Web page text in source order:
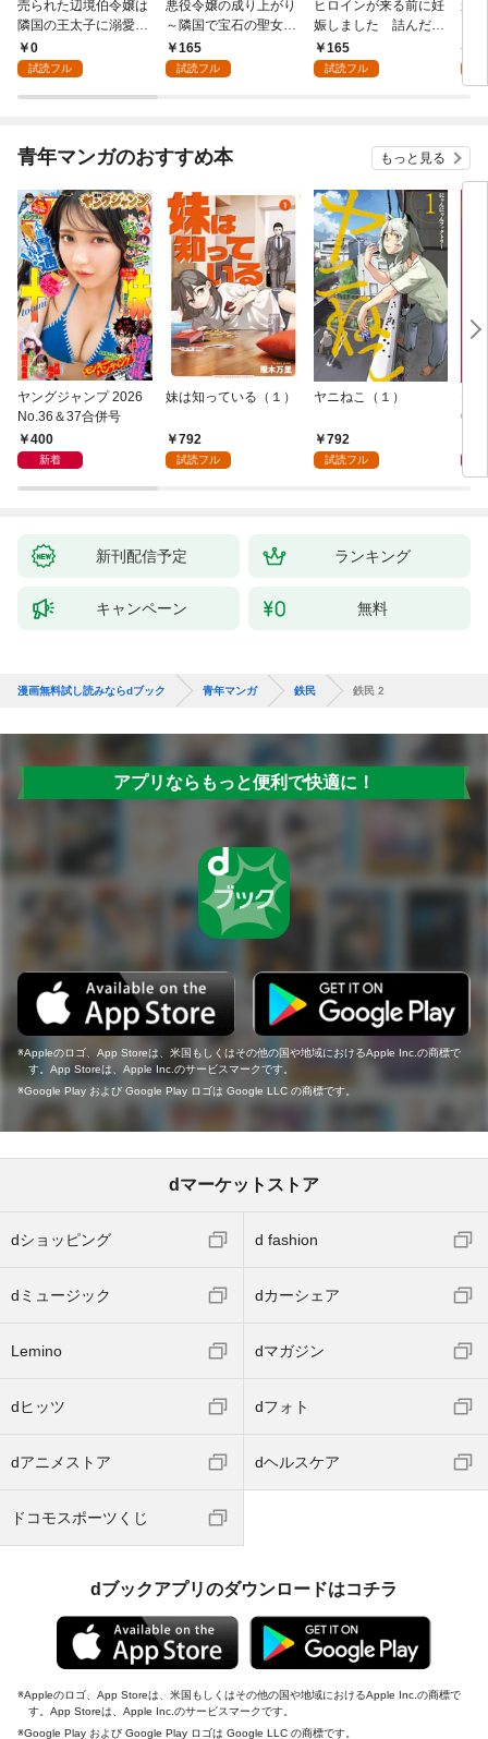
売られた辺境伯令嬢は
隣国の王太子に溺愛さ
れる 1
0
試読フル
悪役令嬢の成り上がり
～隣国で宝石の聖女と
呼ばれるまで～（コミ
ック） 分冊版 1
165
試読フル
ヒロインが来る前に妊
娠しました 詰んだは
ずの悪役令嬢ですが、
どうやら違うようです
165
試読フル
か
青年マンガのおすすめ本 もっと見る
ヤングジャンプ 2026
No.36＆37合併号
400
新着
妹は知っている（１）
792
試読フル
ヤニねこ（１）
792
試読フル
6・
新刊配信予定 ランキング
キャンペーン 無料
漫画無料試し読みならdブック 青年マンガ 鉄民 鉄民 2
アプリならもっと便利で快適に！
Appleのロゴ、App Storeは、米国もしくはその他の国や地域におけるApple Inc.の商標で
す。App Storeは、Apple Inc.のサービスマークです。
Google Play および Google Play ロゴは Google LLC の商標です。
dマーケットストア
dショッピング d fashion
dミュージック dカーシェア
Lemino dマガジン
dヒッツ dフォト
dアニメストア dヘルスケア
ドコモスポーツくじ
dブックアプリのダウンロードはコチラ
Appleのロゴ、App Storeは、米国もしくはその他の国や地域におけるApple Inc.の商標で
す。App Storeは、Apple Inc.のサービスマークです。
Google Play および Google Play ロゴは Google LLC の商標です。